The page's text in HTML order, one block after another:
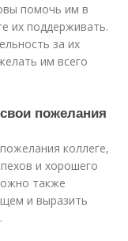
помочь им в
их поддерживать.
за их
им всего
пожелания
коллеге,
и хорошего
также
и выразить